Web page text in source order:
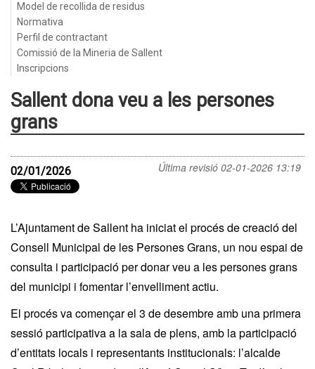
Model de recollida de residus
Normativa
Perfil de contractant
Comissió de la Mineria de Sallent
Inscripcions
Sallent dona veu a les persones
grans
Última revisió 02-01-2026 13:19
02/01/2026
L’Ajuntament de Sallent ha iniciat el procés de creació del
Consell Municipal de les Persones Grans, un nou espai de
consulta i participació per donar veu a les persones grans
del municipi i fomentar l’envelliment actiu.
El procés va començar el 3 de desembre amb una primera
sessió participativa a la sala de plens, amb la participació
d’entitats locals i representants institucionals: l’alcalde